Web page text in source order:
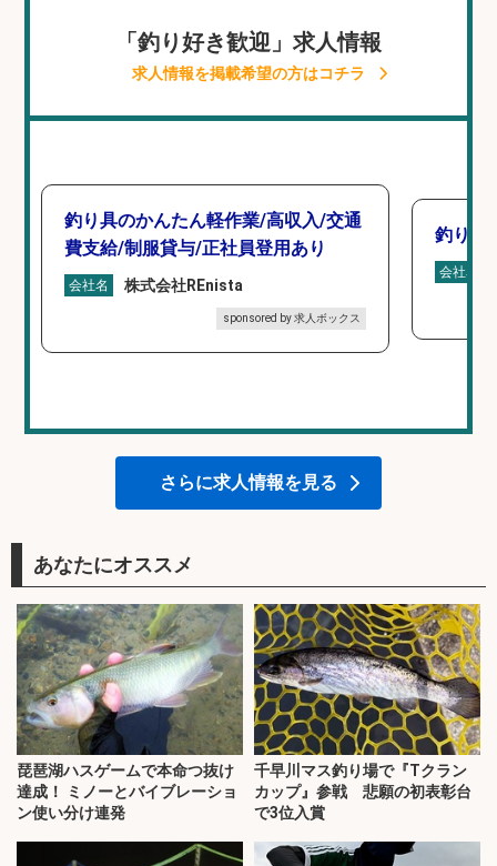
「釣り好き歓迎」求人情報
求人情報を掲載希望の方はコチラ
釣り具のかんたん軽作業/高収入/交通
費支給/制服貸与/正社員登用あり
会社名 株式会社REnista
sponsored by 求人ボックス
釣り具
会社名
さらに求人情報を見る
あなたにオススメ
琵琶湖ハスゲームで本命つ抜け
達成！ ミノーとバイブレーショ
ン使い分け連発
千早川マス釣り場で『Tクラン
カップ』参戦 悲願の初表彰台
で3位入賞